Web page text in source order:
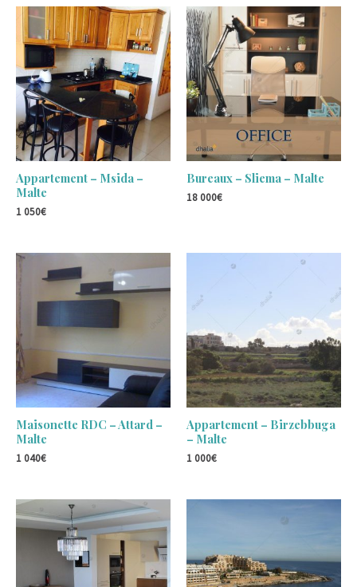
Appartement – Msida –
Malte
1 050€
Bureaux – Sliema – Malte
18 000€
Maisonette RDC – Attard –
Malte
1 040€
Appartement – Birzebbuga
– Malte
1 000€